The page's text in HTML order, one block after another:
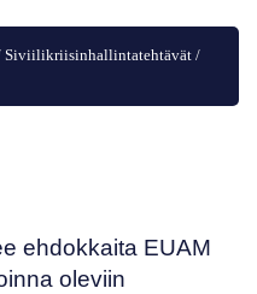
Siviilikriisinhallintatehtävät
ehdokkaita EUAM
oleviin